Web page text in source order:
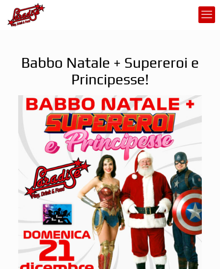
Babbo Natale + Supereroi e
Principesse!